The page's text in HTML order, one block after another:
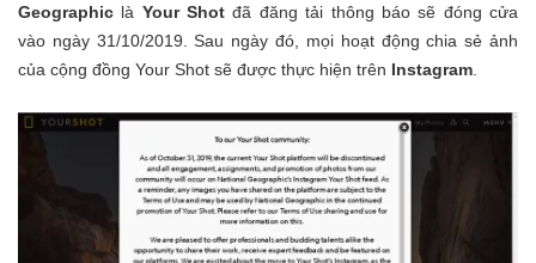
Geographic là Your Shot đã đăng tải thông báo sẽ đóng cửa
vào ngày 31/10/2019. Sau ngày đó, mọi hoạt động chia sẻ ảnh
của cộng đồng Your Shot sẽ được thực hiện trên Instagram.